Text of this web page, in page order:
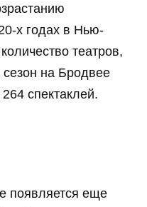
х годах в Нью-
театров,
на Бродвее
спектаклей.
появляется еще